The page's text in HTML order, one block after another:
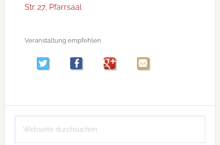
Str. 27, Pfarrsaal
Veranstaltung empfehlen
Seitenspalte
durchsuchen